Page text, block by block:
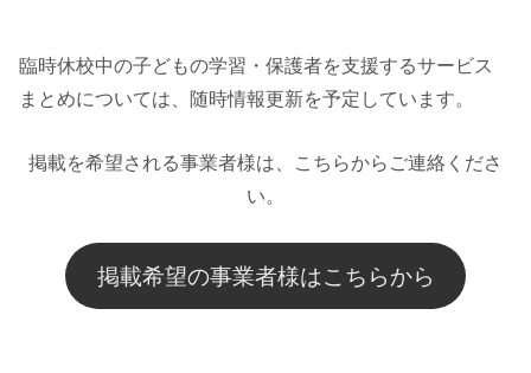
臨時休校中の子どもの学習・保護者を支援するサービス
まとめについては、随時情報更新を予定しています。
掲載を希望される事業者様は、こちらからご連絡くださ
い。
掲載希望の事業者様はこちらから